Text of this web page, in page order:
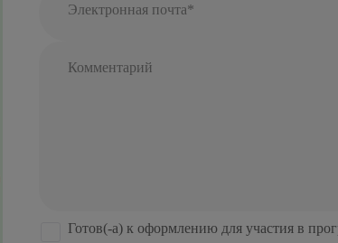
Электронная почта*
Комментарий
Готов(-а) к оформлению для участия в